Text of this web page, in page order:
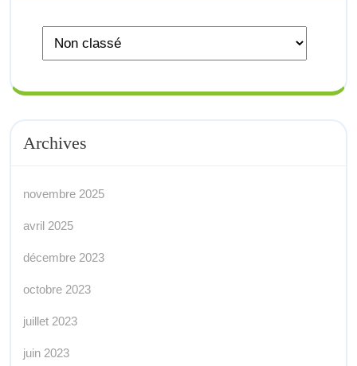
Archives
novembre 2025
avril 2025
décembre 2023
octobre 2023
juillet 2023
juin 2023